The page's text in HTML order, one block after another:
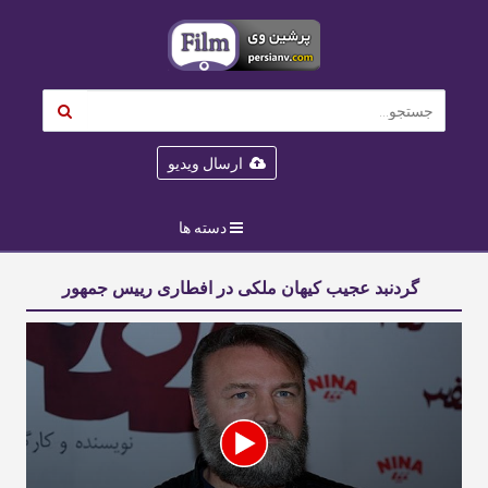
ارسال ویدیو
دسته ها
گردنبد عجیب کیهان ملکی در افطاری رییس جمهور